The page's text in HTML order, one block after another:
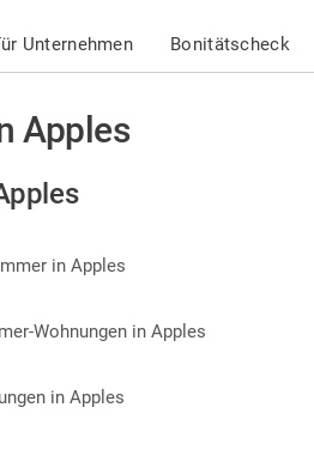
Unternehmen Bonitätscheck
Apples
in Apples
Wohnungen in Apples
in Apples